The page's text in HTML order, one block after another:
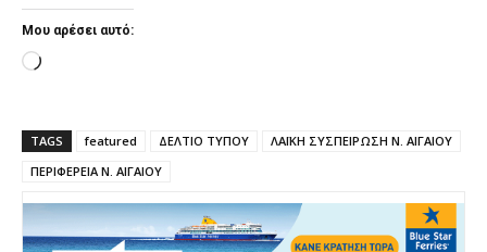
Μου αρέσει αυτό:
L
d
i
n
g
TAGS featured ΔΕΛΤΙΟ ΤΥΠΟΥ
ΛΑΪΚΗ ΣΥΣΠΕΙΡΩΣΗ Ν. ΑΙΓΑΙΟΥ
ΠΕΡΙΦΕΡΕΙΑ Ν. ΑΙΓΑΙΟΥ